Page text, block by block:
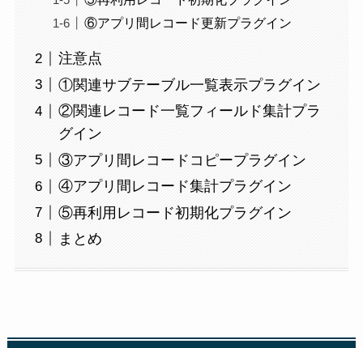
⑥アプリ間レコード更新プラグイン​
注意点
①関連サブテーブル一覧表示プラグイン​
②関連レコード一覧フィールド集計プラ
グイン​
③アプリ間レコードコピープラグイン​
④アプリ間レコード集計プラグイン
⑤再利用レコード初期化プラグイン​
まとめ​